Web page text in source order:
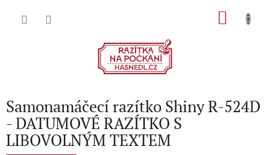
Samonamáčecí razítko Shiny R-524D
- DATUMOVÉ RAZÍTKO S
LIBOVOLNÝM TEXTEM